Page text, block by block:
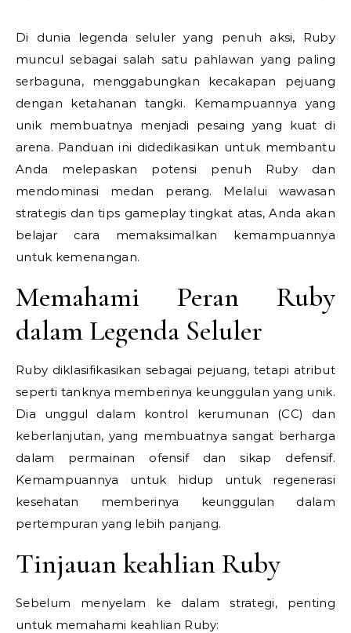
Di dunia legenda seluler yang penuh aksi, Ruby
muncul sebagai salah satu pahlawan yang paling
serbaguna, menggabungkan kecakapan pejuang
dengan ketahanan tangki. Kemampuannya yang
unik membuatnya menjadi pesaing yang kuat di
arena. Panduan ini didedikasikan untuk membantu
Anda melepaskan potensi penuh Ruby dan
mendominasi medan perang. Melalui wawasan
strategis dan tips gameplay tingkat atas, Anda akan
belajar cara memaksimalkan kemampuannya
untuk kemenangan.
Memahami Peran Ruby
dalam Legenda Seluler
Ruby diklasifikasikan sebagai pejuang, tetapi atribut
seperti tanknya memberinya keunggulan yang unik.
Dia unggul dalam kontrol kerumunan (CC) dan
keberlanjutan, yang membuatnya sangat berharga
dalam permainan ofensif dan sikap defensif.
Kemampuannya untuk hidup untuk regenerasi
kesehatan memberinya keunggulan dalam
pertempuran yang lebih panjang.
Tinjauan keahlian Ruby
Sebelum menyelam ke dalam strategi, penting
untuk memahami keahlian Ruby: